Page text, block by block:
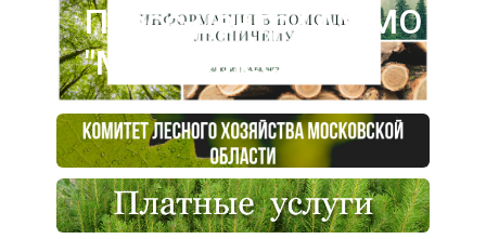
Пресс-центр ГАУ МО
"Мособллес"